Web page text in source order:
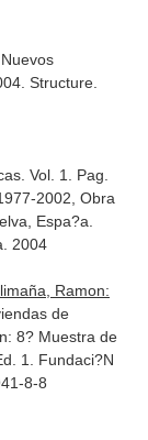
Structure.
Vol. 1. Pag.
2002, Obra
Espa?a.
2004
Ramon:
de
8? Muestra de
1. Fundaci?N
8-8